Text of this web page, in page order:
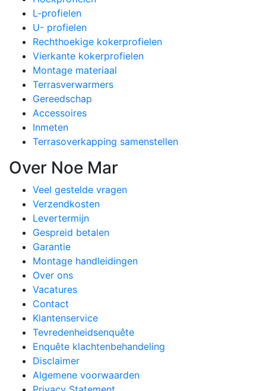
L-profielen
U- profielen
Rechthoekige kokerprofielen
Vierkante kokerprofielen
Montage materiaal
Terrasverwarmers
Gereedschap
Accessoires
Inmeten
Terrasoverkapping samenstellen
Over Noe Mar
Veel gestelde vragen
Verzendkosten
Levertermijn
Gespreid betalen
Garantie
Montage handleidingen
Over ons
Vacatures
Contact
Klantenservice
Tevredenheidsenquête
Enquête klachtenbehandeling
Disclaimer
Algemene voorwaarden